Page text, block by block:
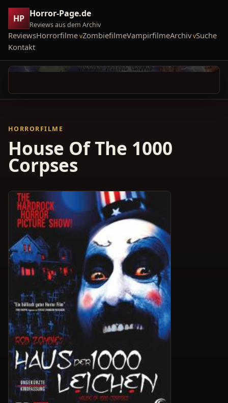
HP Horror-Page.de
Reviews aus dem Archiv
ReviewsHorrorfilme ZombiefilmeVampirfilmeArchiv Suche
Kontakt
HORRORFILME
House Of The 1000
Corpses